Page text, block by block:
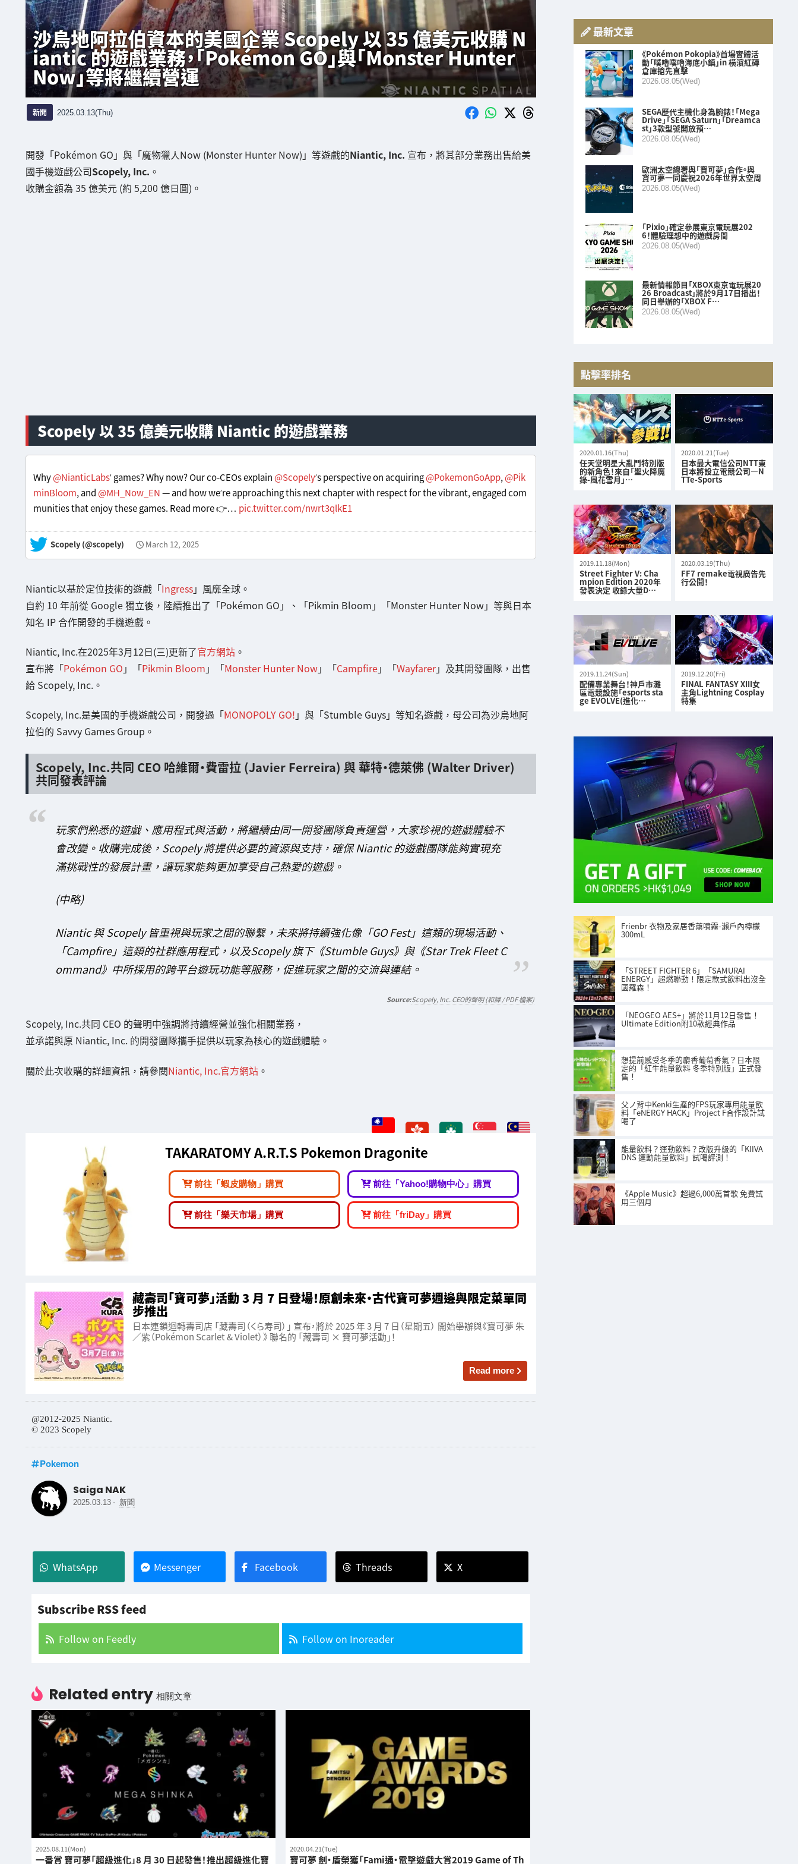
沙烏地阿拉伯資本的美國企業 Scopely 以 35 億美元收購 N
iantic 的遊戲業務，「Pokémon GO」與「Monster Hunter
Now」等將繼續營運
新聞 2025.03.13(Thu)
開發「Pokémon GO」與「魔物獵人Now (Monster Hunter Now)」等遊戲的Niantic, Inc. 宣布，將其部分業務出售給美
國手機遊戲公司Scopely, Inc. 。
收購金額為 35 億美元 (約 5,200 億日圓)。
Scopely 以 35 億美元收購 Niantic 的遊戲業務
Why@NianticLabs’ games? Why now? Our co-CEOs explain@Scopely’s perspective on acquiring@PokemonGoApp,@Pik
minBloom, and@MH_Now_EN— and how we’re approaching this next chapter with respect for the vibrant, engaged com
munities that enjoy these games. Read more 👉… pic.twitter.com/nwrt3qlkE1
— Scopely (@scopely) March 12, 2025
Niantic以基於定位技術的遊戲「Ingress」風靡全球。
自約 10 年前從 Google 獨立後，陸續推出了「Pokémon GO」、「Pikmin Bloom」「Monster Hunter Now」等與日本
知名 IP 合作開發的手機遊戲。
Niantic, Inc.在2025年3月12日(三)更新了官方網站。
宣布將「Pokémon GO 」「Pikmin Bloom 」「Monster Hunter Now」「Campfire」「Wayfarer」及其開發團隊，出售
給 Scopely, Inc.。
Scopely, Inc.是美國的手機遊戲公司，開發過「MONOPOLY GO! 」與「Stumble Guys」等知名遊戲，母公司為沙烏地阿
拉伯的 Savvy Games Group。
Scopely, Inc.共同 CEO 哈維爾・費雷拉 (Javier Ferreira) 與 華特・德萊佛 (Walter Driver)
共同發表評論
玩家們熟悉的遊戲、應用程式與活動，將繼續由同一開發團隊負責運營，大家珍視的遊戲體驗不
會改變。收購完成後，Scopely 將提供必要的資源與支持，確保 Niantic 的遊戲團隊能夠實現充
滿挑戰性的發展計畫，讓玩家能夠更加享受自己熱愛的遊戲。
(中略)
Niantic 與 Scopely 皆重視與玩家之間的聯繫，未來將持續強化像「GO Fest」這類的現場活動、
「Campfire」這類的社群應用程式，以及Scopely 旗下《Stumble Guys》與《Star Trek Fleet C
ommand》中所採用的跨平台遊玩功能等服務，促進玩家之間的交流與連結。
Scopely, Inc. CEO的聲明 (和譯 / PDF 檔案)
Scopely, Inc.共同 CEO 的聲明中強調將持續經營並強化相關業務，
並承諾與原 Niantic, Inc. 的開發團隊攜手提供以玩家為核心的遊戲體驗。
關於此次收購的詳細資訊，請參閱Niantic, Inc.官方網站。
TAKARATOMY A.R.T.S Pokemon Dragonite
前往「蝦皮購物」購買 前往「Yahoo!購物中心」購買
前往「樂天市場」購買 前往「friDay」購買
藏壽司「寶可夢」活動 3 月 7 日登場！原創未來・古代寶可夢週邊與限定菜單同
步推出
日本連鎖迴轉壽司店 「藏壽司（くら寿司）」 宣布，將於 2025 年 3 月 7 日（星期五） 開始舉辦與《寶可夢 朱
／紫（Pokémon Scarlet & Violet）》 聯名的 「藏壽司 × 寶可夢活動」！
Read more
@2012-2025 Niantic.
© 2023 Scopely
Pokemon
Saiga NAK
2025.03.13- 新聞
WhatsApp Messenger Facebook Threads X
Subscribe RSS feed
Follow on Feedly Follow on Inoreader
Related entry 相關文章
2025.08.11(Mon)
一番賞 寶可夢「超級進化」8 月 30 日起發售！推出超級進化寶
2020.04.21(Tue)
寶可夢 劍·盾榮獲「Fami通·電擊遊戲大賞2019 Game of Th
最新文章
《Pokémon Pokopia》首場實體活
動「噗嚕噗嚕海底小鎮」in 橫濱紅磚
倉庫搶先直擊
2026.08.05(Wed)
SEGA歷代主機化身為腕錶！「Mega
Drive」「SEGA Saturn」「Dreamca
st」3款型號開放預…
2026.08.05(Wed)
歐洲太空總署與「寶可夢」合作。與
寶可夢一同慶祝2026年世界太空周
2026.08.05(Wed)
「Pixio」確定參展東京電玩展202
6！體驗理想中的遊戲房間
2026.08.05(Wed)
最新情報節目「XBOX東京電玩展20
26 Broadcast」將於9月17日播出！
同日舉辦的「XBOX F…
2026.08.05(Wed)
點擊率排名
2020.01.16(Thu)
任天堂明星大亂鬥特別版
的新角色！來自「聖火降魔
錄-風花雪月」…
2020.01.21(Tue)
日本最大電信公司NTT東
日本將設立電競公司—N
TTe-Sports
2019.11.18(Mon)
Street Fighter V: Cha
mpion Edition 2020年
發表決定 收錄大量D…
2020.03.19(Thu)
FF7 remake電視廣告先
行公開！
2019.11.24(Sun)
配備專業舞台！神戶市灘
區電競設施「esports sta
ge EVOLVE(進化…
2019.12.20(Fri)
FINAL FANTASY XIII女
主角Lightning Cosplay
特集
Frienbr 衣物及家居香薰噴霧-瀨戶內檸檬
300mL
「STREET FIGHTER 6」「SAMURAI
ENERGY」超燃聯動！限定款式飲料出沒全
國羅森！
「NEOGEO AES+」將於11月12日發售！
Ultimate Edition附10款經典作品
想提前感受冬季的麝香葡萄香氣？日本限
定的「紅牛能量飲料 冬季特別版」正式發
售！
父ノ背中Kenki生產的FPS玩家專用能量飲
料「eNERGY HACK」Project F合作設計試
喝了
能量飲料？運動飲料？改版升級的「KIIVA
DNS 運動能量飲料」試喝評測！
《Apple Music》超過6,000萬首歌 免費試
用三個月